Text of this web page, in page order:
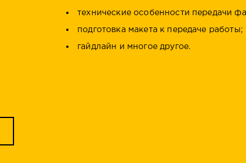
технические особенности передачи
подготовка макета к передаче работы;
гайдлайн и многое другое.